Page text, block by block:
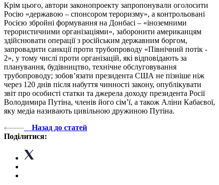
Крім цього, автори законопроекту запропонували оголосити
Росію «державою – спонсором тероризму», а контрольовані
Росією збройні формування на Донбасі – «іноземними
терористичними організаціями», заборонити американцям
здійснювати операції з російським державним боргом,
запровадити санкції проти трубопроводу «Північний потік -
2», у тому числі проти організацій, які відповідають за
планування, будівництво, технічне обслуговування
трубопроводу; зобов’язати президента США не пізніше ніж
через 120 днів після набуття чинності закону, опублікувати
звіт про особисті статки та джерела доходу президента Росії
Володимира Путіна, членів його сім’ї, а також Аліни Кабаєвої,
яку медіа називають цивільною дружиною Путіна.
Назад до статей
Поділитися: